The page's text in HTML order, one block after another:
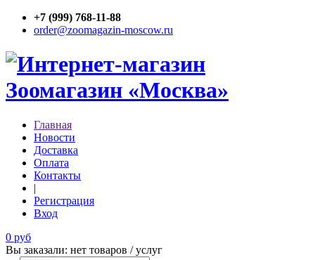
+7 (999) 768-11-88
order@zoomagazin-moscow.ru
Главная
Новости
Доставка
Оплата
Контакты
|
Регистрация
Вход
0 руб
Вы заказали: нет товаров / услуг